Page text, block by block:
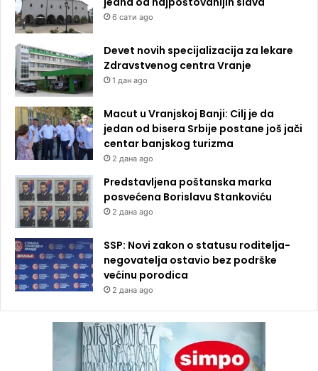
6 сати ago
Devet novih specijalizacija za lekare
Zdravstvenog centra Vranje
1 дан ago
Macut u Vranjskoj Banji: Cilj je da
jedan od bisera Srbije postane još jači
centar banjskog turizma
2 дана ago
Predstavljena poštanska marka
posvećena Borislavu Stankoviću
2 дана ago
SSP: Novi zakon o statusu roditelja-
negovatelja ostavio bez podrške
većinu porodica
2 дана ago